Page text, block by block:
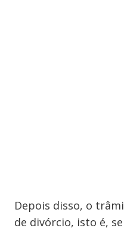
Depois disso, o
de divórcio, isto é,